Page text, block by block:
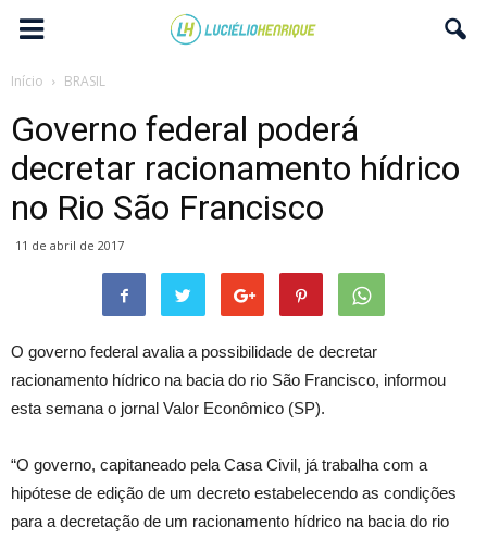
Início BRASIL
Governo federal poderá
decretar racionamento hídrico
no Rio São Francisco
11 de abril de 2017
O governo federal avalia a possibilidade de decretar
racionamento hídrico na bacia do rio São Francisco, informou
esta semana o jornal Valor Econômico (SP).
“O governo, capitaneado pela Casa Civil, já trabalha com a
hipótese de edição de um decreto estabelecendo as condições
para a decretação de um racionamento hídrico na bacia do rio